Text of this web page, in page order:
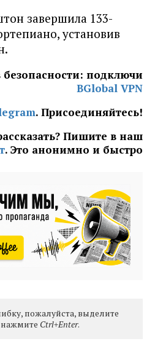
завершила 133-
установив
безопасности: подключи
BGlobal VPN
. Присоединяйтесь!
Пишите в наш
. Это анонимно и быстро
пожалуйста, выделите
нажмите Ctrl+Enter.